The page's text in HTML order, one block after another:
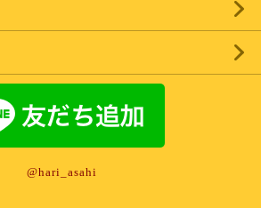
@hari_asahi